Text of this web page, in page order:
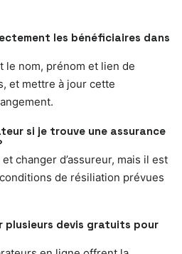
les bénéficiaires dans
le nom, prénom et lien de
et mettre à jour cette
si je trouve une assurance
changer d’assureur, mais il est
de résiliation prévues
plusieurs devis gratuits pour